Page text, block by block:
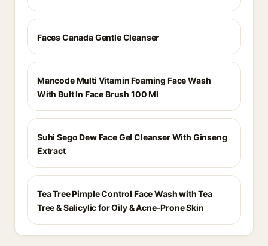
Faces Canada Gentle Cleanser
Mancode Multi Vitamin Foaming Face Wash
With Bult In Face Brush 100 Ml
Suhi Sego Dew Face Gel Cleanser With Ginseng
Extract
Tea Tree Pimple Control Face Wash with Tea
Tree & Salicylic for Oily & Acne-Prone Skin